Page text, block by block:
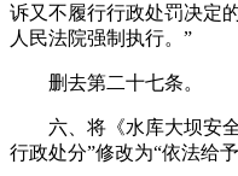
诉又不履行行政处罚决定
人民法院强制执行。”
删去第二十七条。
六、将《水库大坝安
行政处分”修改为“依法给予